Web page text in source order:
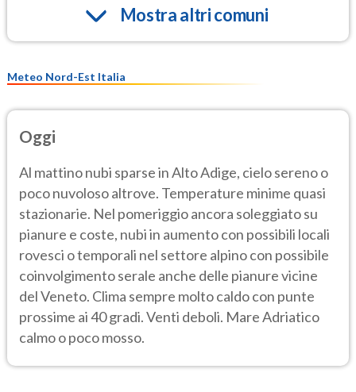
Mostra altri comuni
Meteo Nord-Est Italia
Oggi
Al mattino nubi sparse in Alto Adige, cielo sereno o
poco nuvoloso altrove. Temperature minime quasi
stazionarie. Nel pomeriggio ancora soleggiato su
pianure e coste, nubi in aumento con possibili locali
rovesci o temporali nel settore alpino con possibile
coinvolgimento serale anche delle pianure vicine
del Veneto. Clima sempre molto caldo con punte
prossime ai 40 gradi. Venti deboli. Mare Adriatico
calmo o poco mosso.